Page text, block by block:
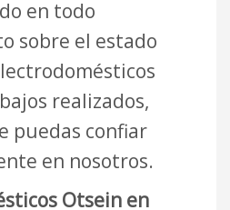
en todo
sobre el estado
realizados,
puedas confiar
en nosotros.
Otsein en